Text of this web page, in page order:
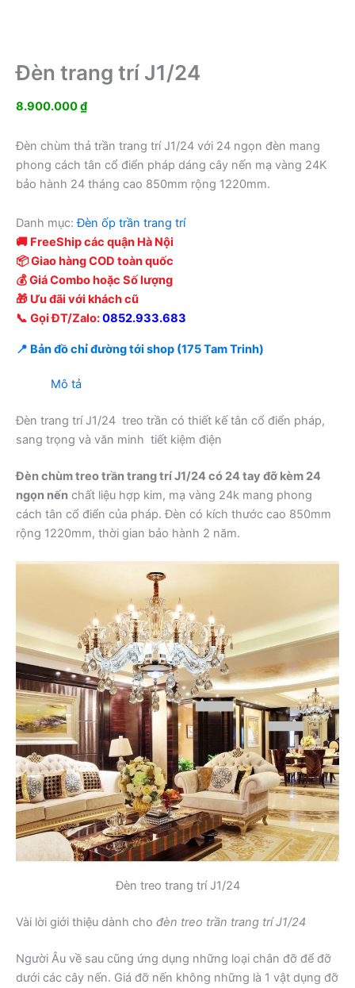
Đèn trang trí J1/24
8.900.000₫
Đèn chùm thả trần trang trí J1/24 với 24 ngọn đèn mang
phong cách tân cổ điển pháp dáng cây nến mạ vàng 24K
bảo hành 24 tháng cao 850mm rộng 1220mm.
Danh mục:Đèn ốp trần trang trí
🚚 FreeShip các quận Hà Nội
📦 Giao hàng COD toàn quốc
💰 Giá Combo hoặc Số lượng
🎁 Ưu đãi với khách cũ
📞 Gọi ĐT/Zalo:0852.933.683
📍 Bản đồ chỉ đường tới shop (175 Tam Trinh)
Mô tả
Đèn trang trí J1/24 treo trần có thiết kế tân cổ điển pháp,
sang trọng và văn minh tiết kiệm điện
Đèn chùm treo trần trang trí J1/24 có 24 tay đỡ kèm 24
ngọn nến chất liệu hợp kim, mạ vàng 24k mang phong
cách tân cổ điển của pháp. Đèn có kích thước cao 850mm
rộng 1220mm, thời gian bảo hành 2 năm.
Đèn treo trang trí J1/24
Vài lời giới thiệu dành cho đèn treo trần trang trí J1/24
Người Âu về sau cũng ứng dụng những loại chân đỡ để đỡ
dưới các cây nến. Giá đỡ nến không những là 1 vật dụng đỡ